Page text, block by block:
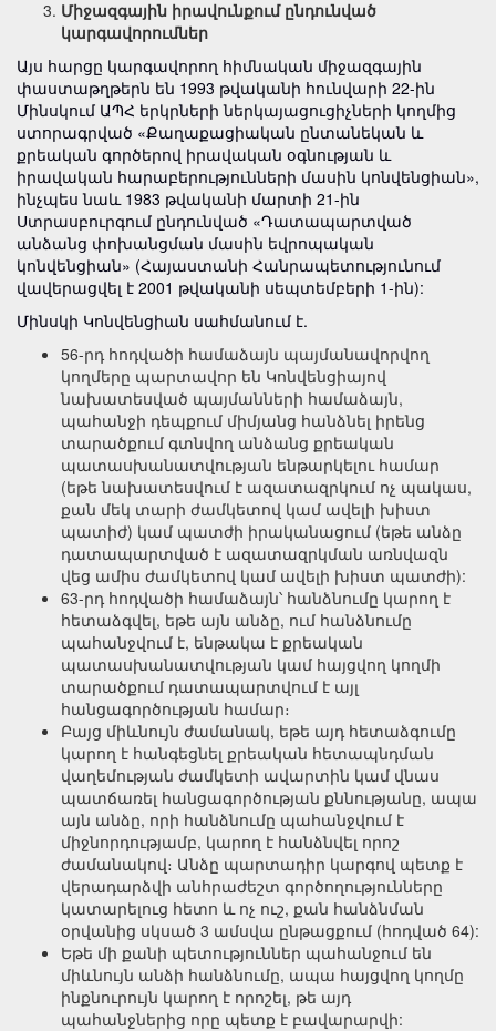
Միջազգային իրավունքում ընդունված
կարգավորումներ
Այս հարցը կարգավորող հիմնական միջազգային
փաստաթղթերն են 1993 թվականի հունվարի 22-ին
Մինսկում ԱՊՀ երկրների ներկայացուցիչների կողմից
ստորագրված «Քաղաքացիական ընտանեկան և
քրեական գործերով իրավական օգնության և
իրավական հարաբերությունների մասին կոնվենցիան»,
ինչպես նաև 1983 թվականի մարտի 21-ին
Ստրասբուրգում ընդունված «Դատապարտված
անձանց փոխանցման մասին եվրոպական
կոնվենցիան» (Հայաստանի Հանրապետությունում
վավերացվել է 2001 թվականի սեպտեմբերի 1-ին):
Մինսկի Կոնվենցիան սահմանում է.
56-րդ հոդվածի համաձայն պայմանավորվող
կողմերը պարտավոր են Կոնվենցիայով
նախատեսված պայմանների համաձայն,
պահանջի դեպքում միմյանց հանձնել իրենց
տարածքում գտնվող անձանց քրեական
պատասխանատվության ենթարկելու համար
(եթե նախատեսվում է ազատազրկում ոչ պակաս,
քան մեկ տարի ժամկետով կամ ավելի խիստ
պատիժ) կամ պատժի իրականացում (եթե անձը
դատապարտված է ազատազրկման առնվազն
վեց ամիս ժամկետով կամ ավելի խիստ պատժի):
63-րդ հոդվածի համաձայն՝ հանձնումը կարող է
հետաձգվել, եթե այն անձը, ում հանձնումը
պահանջվում է, ենթակա է քրեական
պատասխանատվության կամ հայցվող կողմի
տարածքում դատապարտվում է այլ
հանցագործության համար։
Բայց միևնույն ժամանակ, եթե այդ հետաձգումը
կարող է հանգեցնել քրեական հետապնդման
վաղեմության ժամկետի ավարտին կամ վնաս
պատճառել հանցագործության քննությանը, ապա
այն անձը, որի հանձնումը պահանջվում է
միջնորդությամբ, կարող է հանձնվել որոշ
ժամանակով։ Անձը պարտադիր կարգով պետք է
վերադարձվի անհրաժեշտ գործողությունները
կատարելուց հետո և ոչ ուշ, քան հանձնման
օրվանից սկսած 3 ամսվա ընթացքում (հոդված 64):
Եթե ​​մի քանի պետություններ պահանջում են
միևնույն անձի հանձնումը, ապա հայցվող կողմը
ինքնուրույն կարող է որոշել, թե այդ
պահանջներից որը պետք է բավարարվի: